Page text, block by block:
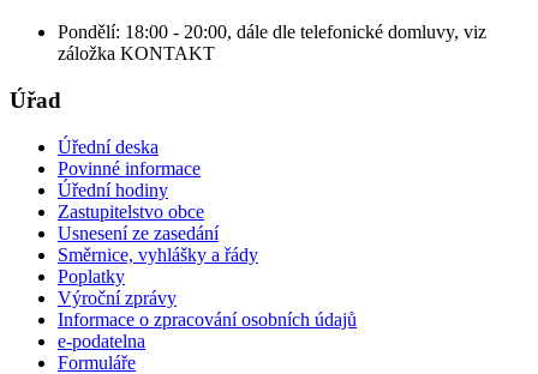
Pondělí: 18:00 - 20:00, dále dle telefonické domluvy, viz
záložka KONTAKT
Úřad
Úřední deska
Povinné informace
Úřední hodiny
Zastupitelstvo obce
Usnesení ze zasedání
Směrnice, vyhlášky a řády
Poplatky
Výroční zprávy
Informace o zpracování osobních údajů
e-podatelna
Formuláře